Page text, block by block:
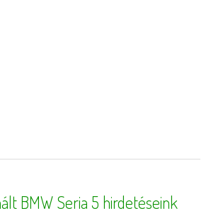
BMW Seria 5 hirdetéseink